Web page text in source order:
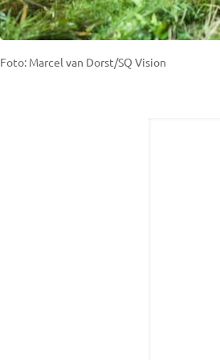
Foto: Marcel van Dorst/SQ Vision